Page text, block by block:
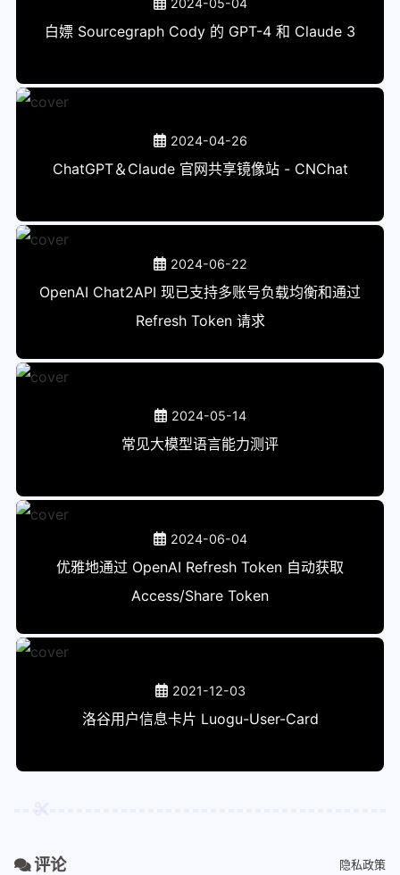
白嫖 Sourcegraph Cody 的 GPT-4 和 Claude 3
2024-04-26
ChatGPT＆Claude 官网共享镜像站 - CNChat
2024-06-22
OpenAI Chat2API 现已支持多账号负载均衡和通过
Refresh Token 请求
2024-05-14
常见大模型语言能力测评
2024-06-04
优雅地通过 OpenAI Refresh Token 自动获取
Access/Share Token
2021-12-03
洛谷用户信息卡片 Luogu-User-Card
评论 隐私政策